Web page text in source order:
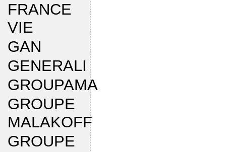
FRANCE
VIE
GAN
GENERALI
GROUPAMA
GROUPE
MALAKOFF
GROUPE